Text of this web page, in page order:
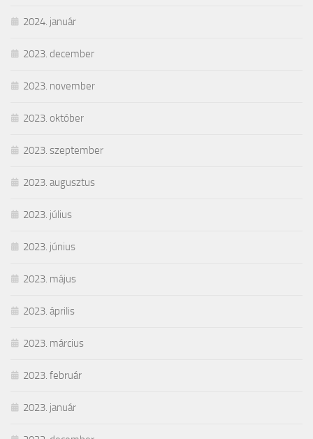
2024. január
2023. december
2023. november
2023. október
2023. szeptember
2023. augusztus
2023. július
2023. június
2023. május
2023. április
2023. március
2023. február
2023. január